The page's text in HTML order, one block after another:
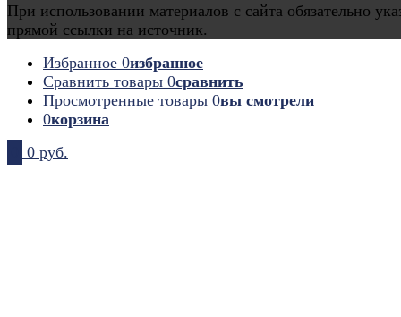
При использовании материалов с сайта обязательно
прямой ссылки на источник.
Избранное 0избранное
Сравнить товары 0сравнить
Просмотренные товары 0вы смотрели
0корзина
0 руб.